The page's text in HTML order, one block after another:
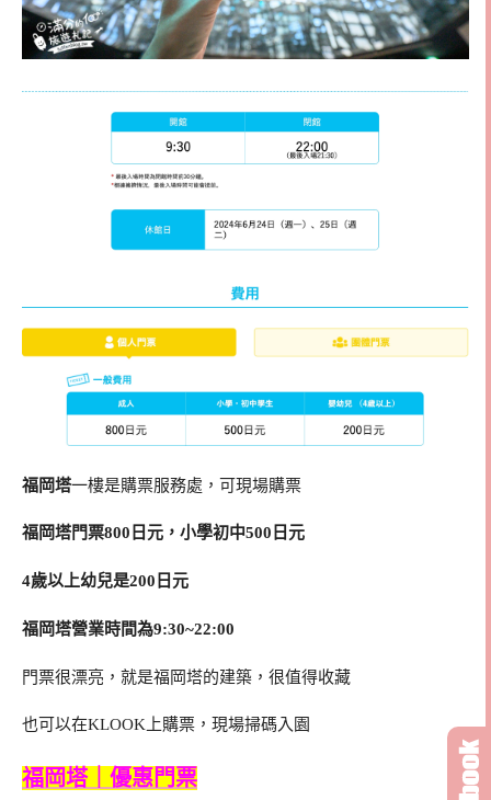
福岡塔一樓是購票服務處，可現場購票
福岡塔門票800日元，小學初中500日元
4歲以上幼兒是200日元
福岡塔營業時間為9:30~22:00
門票很漂亮，就是福岡塔的建築，很值得收藏
也可以在KLOOK上購票，現場掃碼入園
福岡塔｜優惠門票